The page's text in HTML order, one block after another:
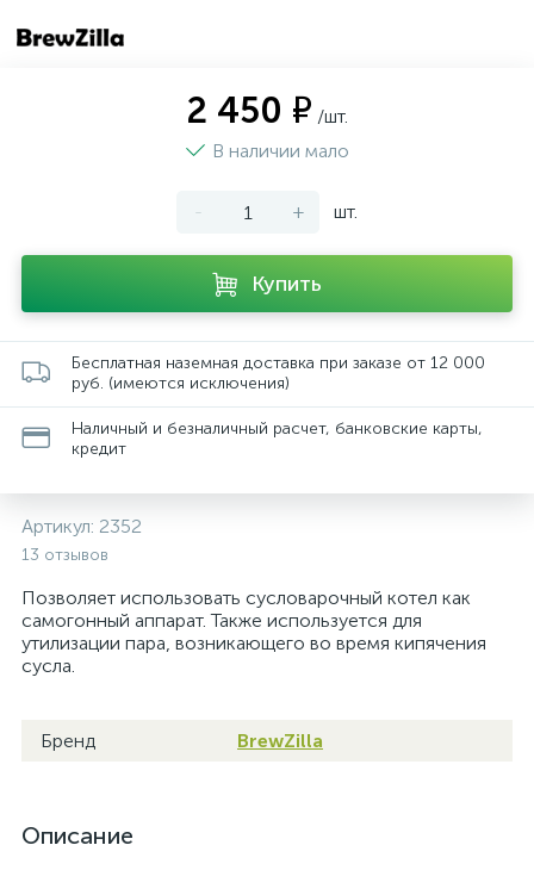
2 450 ₽ /шт.
В наличии мало
- + шт.
Купить
Бесплатная наземная доставка при заказе от 12 000
руб. (имеются исключения)
Наличный и безналичный расчет, банковские карты,
кредит
Артикул: 2352
13 отзывов
Позволяет использовать сусловарочный котел как
самогонный аппарат. Также используется для
утилизации пара, возникающего во время кипячения
сусла.
Бренд BrewZilla
Описание